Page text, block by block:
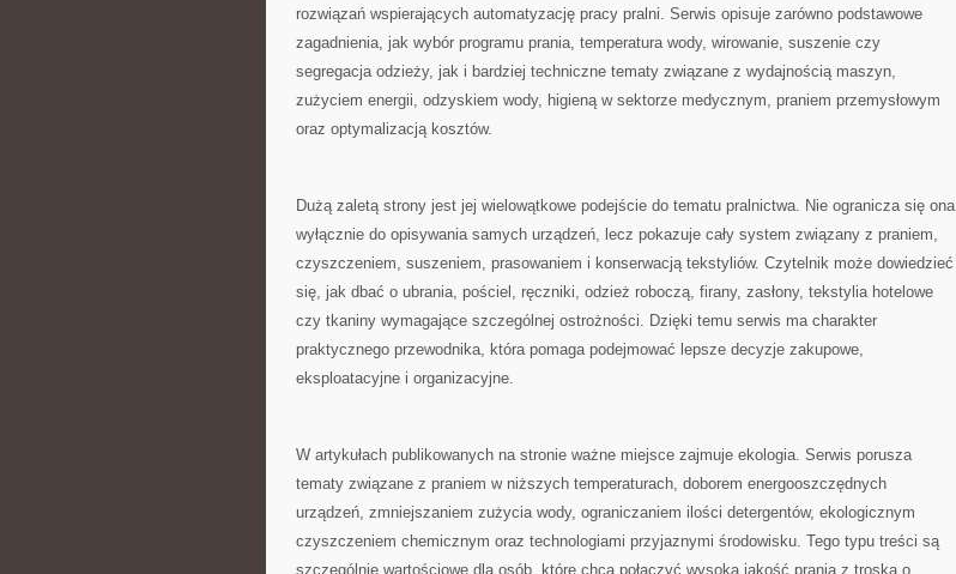
rozwiązań wspierających automatyzację pracy pralni. Serwis opisuje zarówno podstawowe
zagadnienia, jak wybór programu prania, temperatura wody, wirowanie, suszenie czy
segregacja odzieży, jak i bardziej techniczne tematy związane z wydajnością maszyn,
zużyciem energii, odzyskiem wody, higieną w sektorze medycznym, praniem przemysłowym
oraz optymalizacją kosztów.
Dużą zaletą strony jest jej wielowątkowe podejście do tematu pralnictwa. Nie ogranicza się ona
wyłącznie do opisywania samych urządzeń, lecz pokazuje cały system związany z praniem,
czyszczeniem, suszeniem, prasowaniem i konserwacją tekstyliów. Czytelnik może dowiedzieć
się, jak dbać o ubrania, pościel, ręczniki, odzież roboczą, firany, zasłony, tekstylia hotelowe
czy tkaniny wymagające szczególnej ostrożności. Dzięki temu serwis ma charakter
praktycznego przewodnika, która pomaga podejmować lepsze decyzje zakupowe,
eksploatacyjne i organizacyjne.
W artykułach publikowanych na stronie ważne miejsce zajmuje ekologia. Serwis porusza
tematy związane z praniem w niższych temperaturach, doborem energooszczędnych
urządzeń, zmniejszaniem zużycia wody, ograniczaniem ilości detergentów, ekologicznym
czyszczeniem chemicznym oraz technologiami przyjaznymi środowisku. Tego typu treści są
szczególnie wartościowe dla osób, które chcą połączyć wysoką jakość prania z troską o